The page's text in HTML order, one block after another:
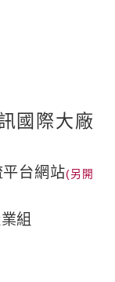
國際大廠
平台網站
組